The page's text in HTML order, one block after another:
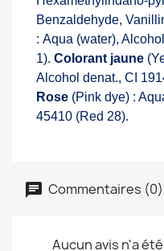
Benzaldehyde,
: Aqua (water),
1). Colorant jaune
Alcohol denat., CI
Rose (Pink dye) :
45410 (Red 28).
Commentaires (0)
Aucun avis n'a